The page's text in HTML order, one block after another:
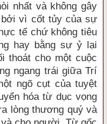
nhất và không gây
vì cốt tủy của sự
tế chứ không tiêu
hay bằng sự ỷ lại
thoát cho một cuộc
ngang trái giữa Trí
ngõ cụt của tuyệt
hóa từ dục vọng
lòng thương quý và